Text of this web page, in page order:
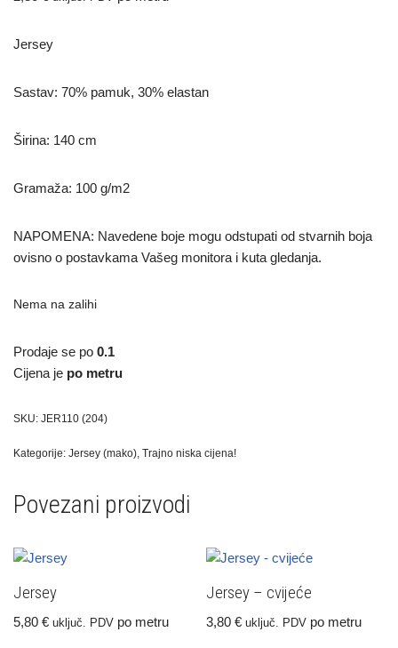
Jersey
Sastav: 70% pamuk, 30% elastan
Širina: 140 cm
Gramaža: 100 g/m2
NAPOMENA: Navedene boje mogu odstupati od stvarnih boja
ovisno o postavkama Vašeg monitora i kuta gledanja.
Nema na zalihi
Prodaje se po 0.1
Cijena je po metru
SKU: JER110 (204)
Kategorije: Jersey (mako), Trajno niska cijena!
Povezani proizvodi
Jersey
5,80 € uključ. PDV po metru
Jersey – cvijeće
3,80€ uključ. PDV po metru